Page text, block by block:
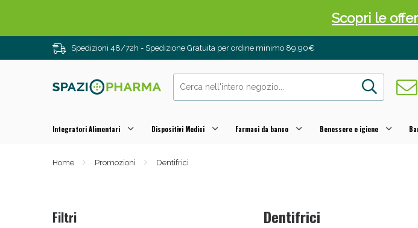
Spedizioni 48/72h - Spedizione Gratuita per ordine minimo 89,90€
Integratori Alimentari Dispositivi Medici Farmaci da banco Benessere e igiene
Home Promozioni Dentifrici
Filtri Dentifrici
Scopri le